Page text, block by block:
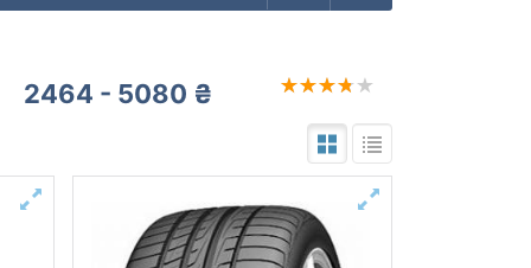
2464 - 5080 ₴